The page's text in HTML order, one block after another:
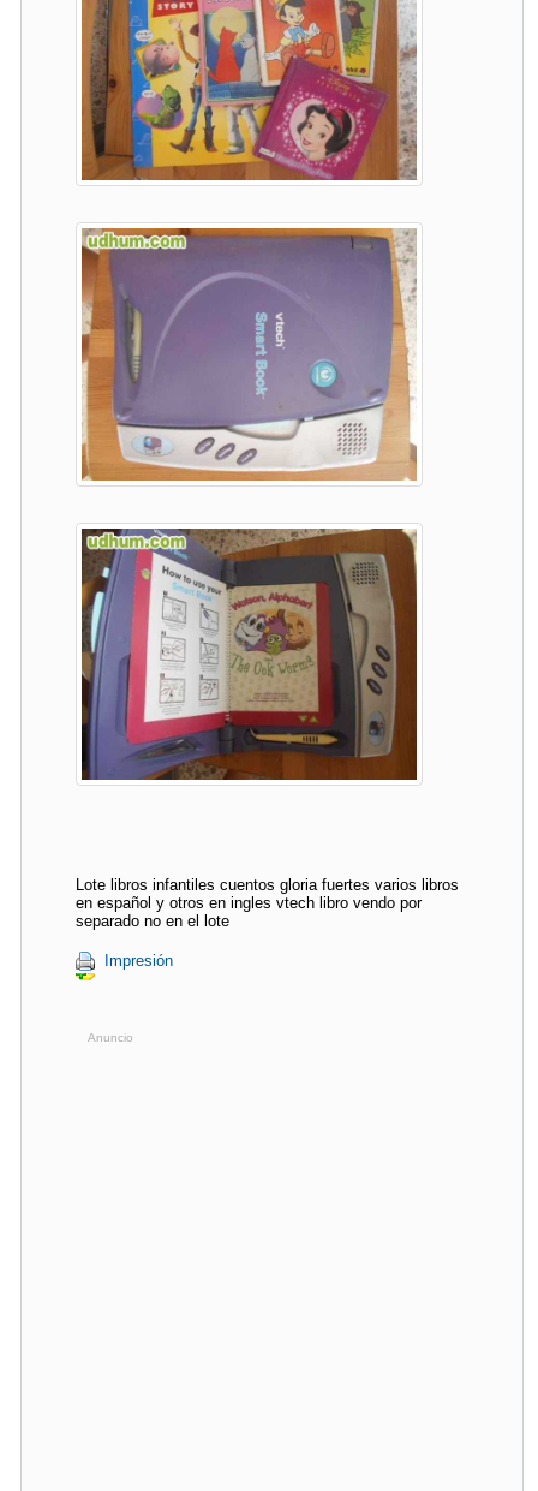
Lote libros infantiles cuentos gloria fuertes varios libros
en español y otros en ingles vtech libro vendo por
separado no en el lote
Impresión
Anuncio